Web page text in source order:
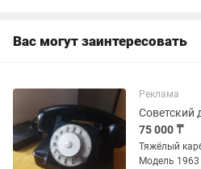
Вас могут заинтересовать
Реклама
75 000 ₸
Тяжёлый
Модель